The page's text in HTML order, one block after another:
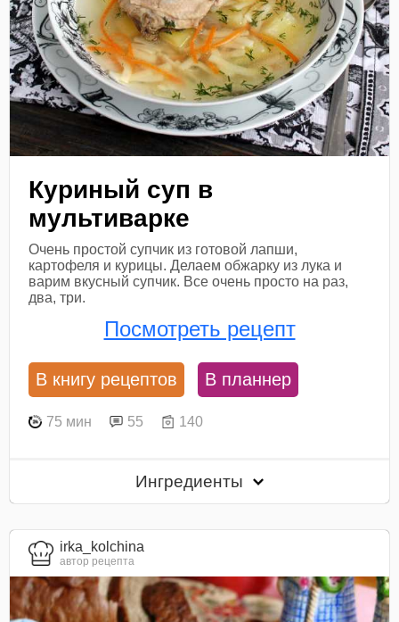
Куриный суп в
мультиварке
Очень простой супчик из готовой лапши,
картофеля и курицы. Делаем обжарку из лука и
варим вкусный супчик. Все очень просто на раз,
два, три.
Посмотреть рецепт
В книгу рецептов В планнер
75 мин 55 140
Ингредиенты
irka_kolchina
автор рецепта